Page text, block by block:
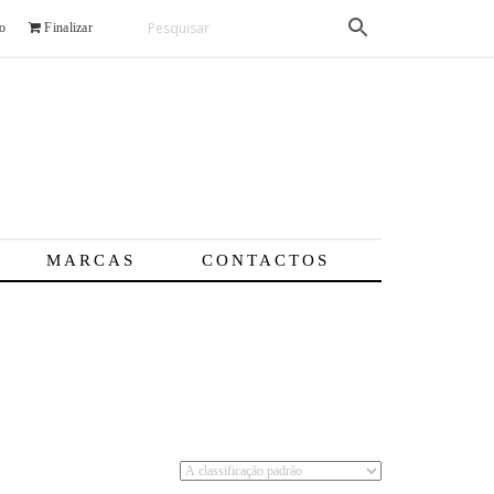
Finalizar
MARCAS CONTACTOS